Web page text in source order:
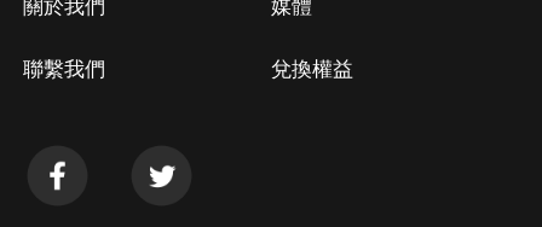
關於我們
聯繫我們
媒體
兌換權益